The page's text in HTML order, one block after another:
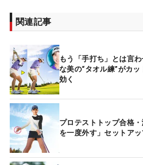
関連記事
もう「手打ち」とは言
な美の“タオル練”がカ
効く
プロテストトップ合格
を一度外す」セットア